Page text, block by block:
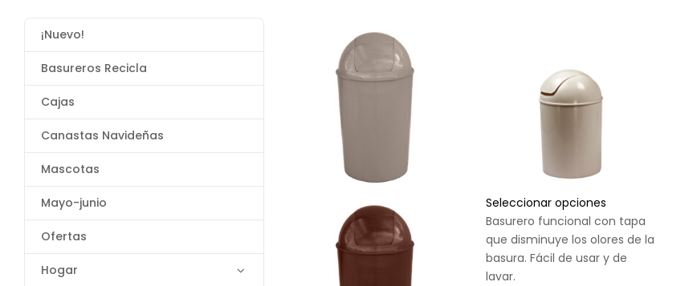
¡Nuevo!
Basureros Recicla
Cajas
Canastas Navideñas
Mascotas
Mayo-junio
Ofertas
Hogar
Seleccionar opciones
Basurero funcional con tapa
que disminuye los olores de la
basura. Fácil de usar y de
lavar.